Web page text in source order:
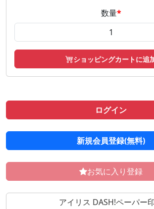
数量*
ショッピングカートに追
ログイン
新規会員登録(無料)
お気に入り登録
アイリス DASH!ペーパー